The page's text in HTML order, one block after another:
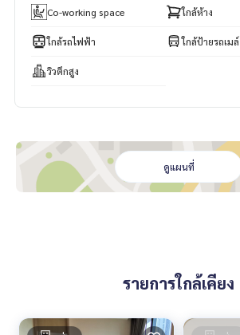
Co-working space ใกล้ห้าง
ใกล้รถไฟฟ้า ใกล้ป้ายรถเมล์
วิวตึกสูง
ดูแผนที่
รายการใกล้เคียง